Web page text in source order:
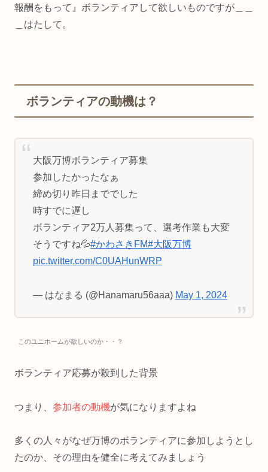
報酬をもって』ボランティアして欲しいものですが＿＿
＿はたして。
ボランティアの動機は？
大阪万博ボランティア募集
参加したかったなぁ
締め切り昨日まででした
時すでに遅し
ボランティア2万人募集って、選考作業も大変
そうですね💦#かわさきFM#大阪万博
pic.twitter.com/C0UAHunWRP
— はなまる (@Hanamaru56aaa) May 1, 2024
このユニホームが欲しいのか・・？
ボランティア応募が殺到した背景
つまり、 参加者の動機が気になりますよね
多くの人々がなぜ万博のボランティアに参加しようとし
たのか、その理由を健全に考えてみましょう